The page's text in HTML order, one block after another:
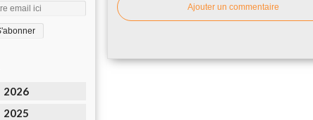
2026
2025
Ajouter un commentaire